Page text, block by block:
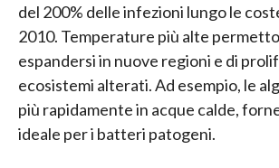
del 200% delle infezioni lungo le
2010. Temperature più alte
espandersi in nuove regioni e di
ecosistemi alterati. Ad esempio, le
più rapidamente in acque calde,
ideale per i batteri patogeni.